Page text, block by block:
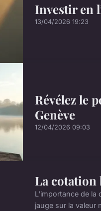
Investir en
13/04/2026 19:23
Révélez le
Genève
12/04/2026 09:03
La cotation
L'importance de la
jauge sur la valeur